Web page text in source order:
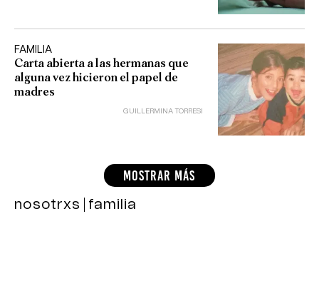
FAMILIA
Carta abierta a las hermanas que
alguna vez hicieron el papel de
madres
GUILLERMINA TORRESI
MOSTRAR MÁS
nosotrxs familia